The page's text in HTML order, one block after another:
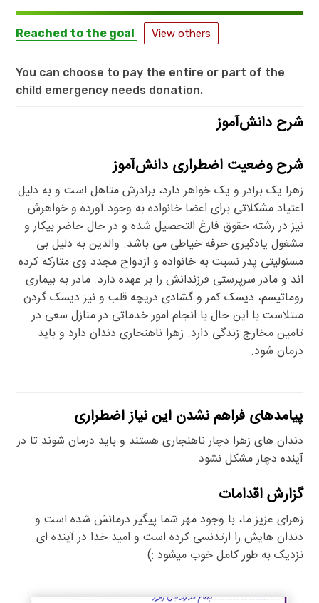
Reached to the goal View others
You can choose to pay the entire or part of the
child emergency needs donation.
شرح دانش‌آموز
شرح وضعیت اضطراری دانش‌آموز
زهرا یک برادر و یک خواهر دارد، برادرش متاهل است و به دلیل
اعتیاد مشکلاتی برای اعضا خانواده به وجود آورده و خواهرش
نیز در رشته حقوق فارغ التحصیل شده و در حال حاضر بیکار و
مشغول یادگیری حرفه خیاطی می باشد. والدین به دلیل بی
مسئولیتی پدر نسبت به خانواده و ازدواج مجدد وی متارکه کرده
اند و مادر سرپرستی فرزندانش را بر عهده دارد. مادر به بیماری
روماتیسم، دیسک کمر و گشادی دریچه قلب و نیز دیسک گردن
مبتلاست با این حال با انجام امور خدماتی در منازل سعی در
تامین مخارج زندگی دارد. زهرا ناهنجاری دندان دارد و باید
درمان شود.
پیامدهای فراهم نشدن این نیاز اضطراری
دندان های زهرا دچار ناهنجاری هستند و باید درمان شوند تا در
آینده دچار مشکل نشود
گزارش اقدامات
زهرای عزیز ما، با وجود مهر شما پیگیر درمانش شده است و
دندان هایش را ارتدنسی کرده است و امید خدا در آینده ای
نزدیک به طور کامل خوب میشود :)